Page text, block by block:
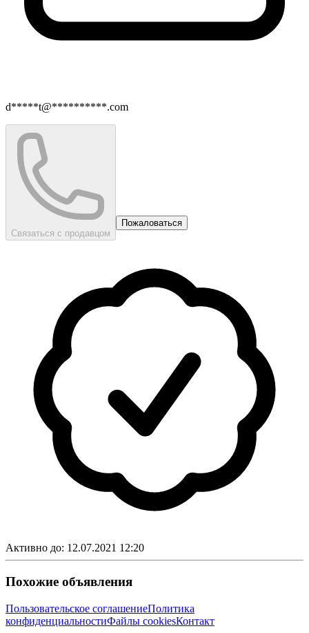
d*****t@**********.com
Связаться с продавцом
Пожаловаться
Активно до: 12.07.2021 12:20
Похожие объявления
Пользовательское соглашениеПолитика
конфиденциальностиФайлы cookiesКонтакт